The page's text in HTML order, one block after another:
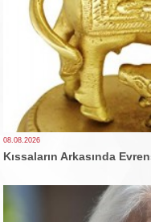
08.08.2026
Kıssaların Arkasında